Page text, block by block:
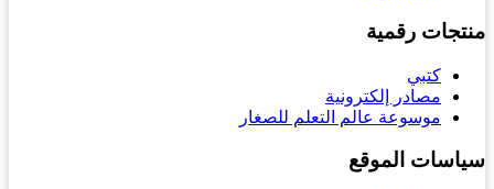
رقمية
كتبي
مصادر إلكترونية
موسوعة عالم التعلم للصغار
الموقع